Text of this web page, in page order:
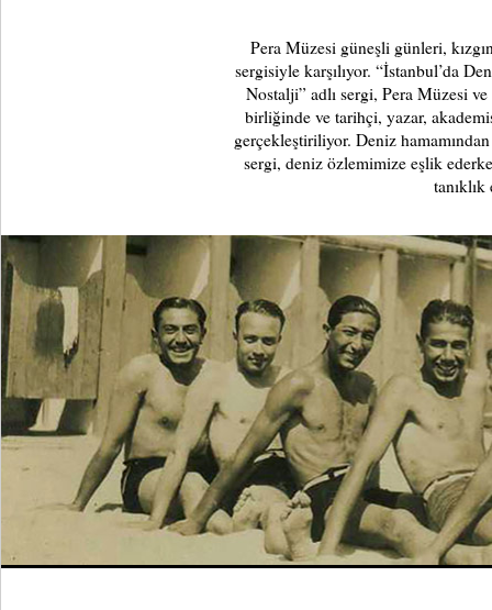
Pera Müzesi güneşli günleri,
sergisiyle karşılıyor. “İstanbul’da
Nostalji” adlı sergi, Pera Müzesi
birliğinde ve tarihçi, yazar,
gerçekleştiriliyor. Deniz
sergi, deniz özlemimize eşlik